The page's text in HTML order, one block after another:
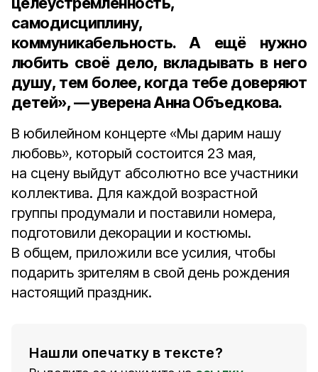
самодисциплину,
коммуникабельность. А ещё нужно
любить своё дело, вкладывать в него
душу, тем более, когда тебе доверяют
детей», — уверена Анна Объедкова.
В юбилейном концерте «Мы дарим нашу
любовь», который состоится 23 мая,
на сцену выйдут абсолютно все участники
коллектива. Для каждой возрастной
группы продумали и поставили номера,
подготовили декорации и костюмы.
В общем, приложили все усилия, чтобы
подарить зрителям в свой день рождения
настоящий праздник.
Нашли опечатку в тексте?